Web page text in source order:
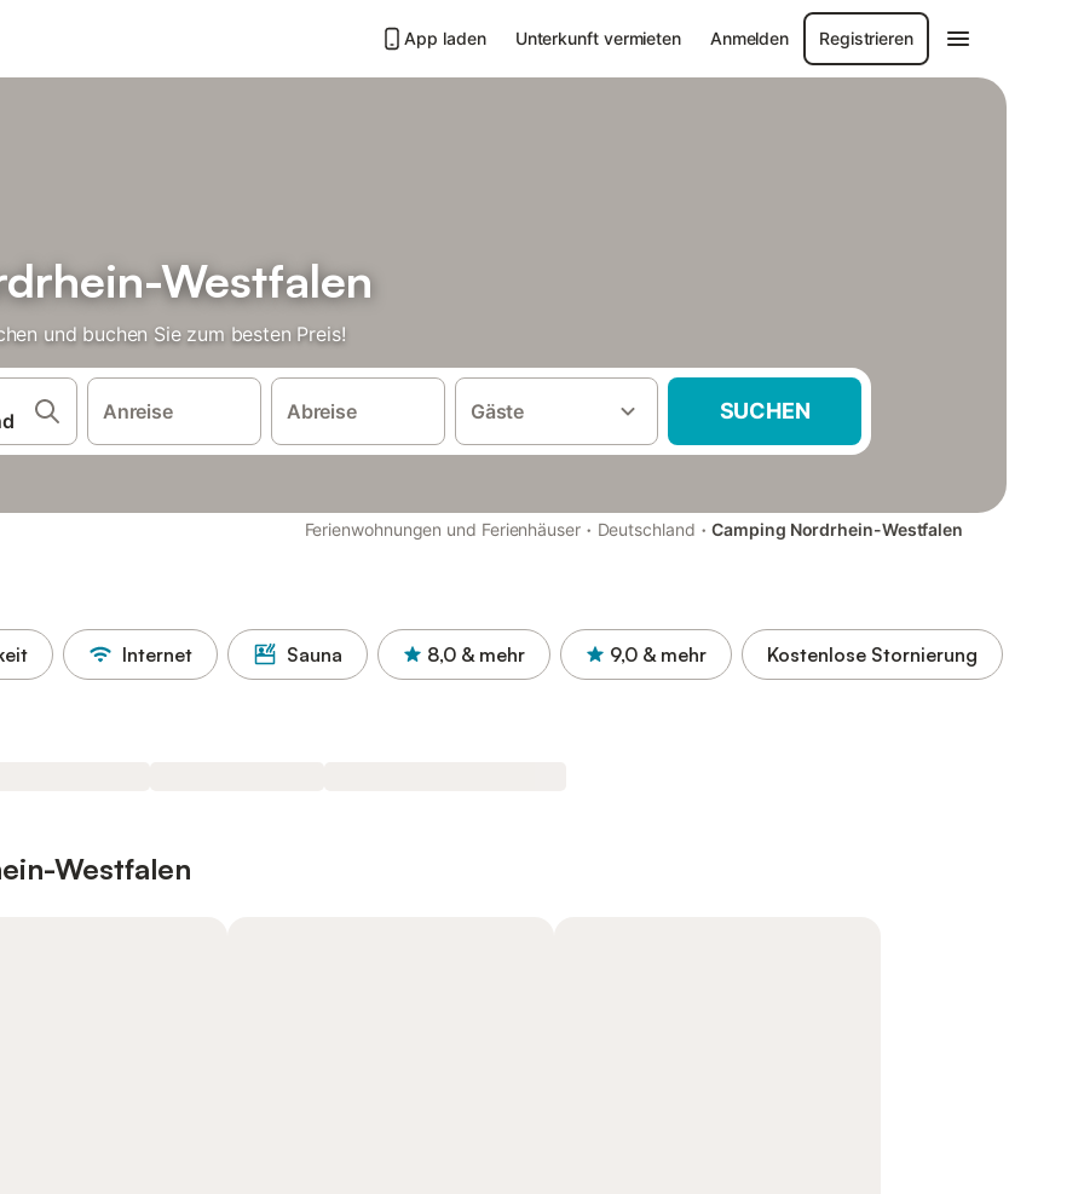
App laden Unterkunft vermieten Anmelden Registrieren
Westfalen
und buchen Sie zum besten Preis!
Anreise Abreise Gäste SUCHEN
Ferienwohnungen und Ferienhäuser · Deutschland · Camping Nordrhein-Westfalen
Internet Sauna 8,0 & mehr 9,0 & mehr Kostenlose Stornierung
Westfalen